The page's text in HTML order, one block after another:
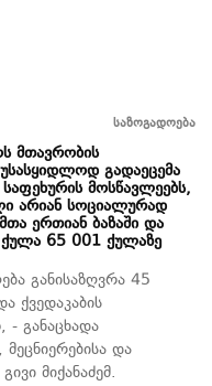
საზოგადოება
მთავრობის
გადაეცემა
მოსწავლეებს,
არიან სოციალურად
ერთიან ბაზაში და
ქულა 65 001 ქულაზე
განისაზღვრა 45
განაცხადა
და
მიქანაძემ.